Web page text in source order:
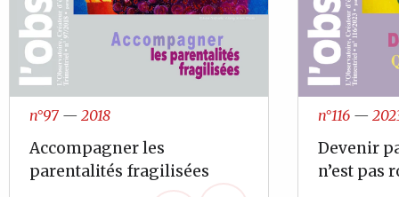
n°97 — 2018
Accompagner les
parentalités fragilisées
n°116 —
Devenir
n’est pas